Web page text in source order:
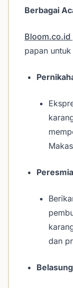
Berbagai
Bloom.co.id
papan
dan